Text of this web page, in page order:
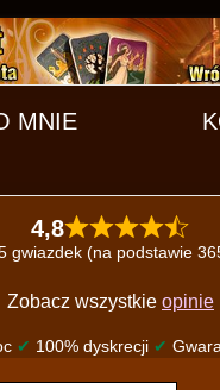
MNIE
4,8
gwiazdek (na podstawie
Zobacz wszystkie opinie
✔ 100% dyskrecji ✔